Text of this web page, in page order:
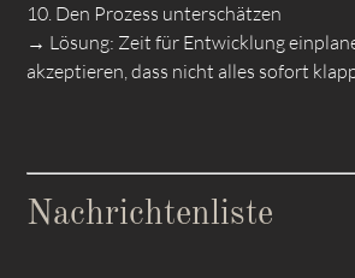
10. Den Prozess unterschätzen
→ Lösung: Zeit für Entwicklung
akzeptieren, dass nicht alles sofort
Nachrichtenliste